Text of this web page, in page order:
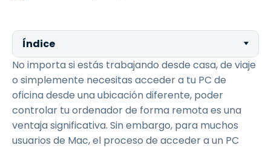
Índice
No importa si estás trabajando desde casa, de viaje
o simplemente necesitas acceder a tu PC de
oficina desde una ubicación diferente, poder
controlar tu ordenador de forma remota es una
ventaja significativa. Sin embargo, para muchos
usuarios de Mac, el proceso de acceder a un PC